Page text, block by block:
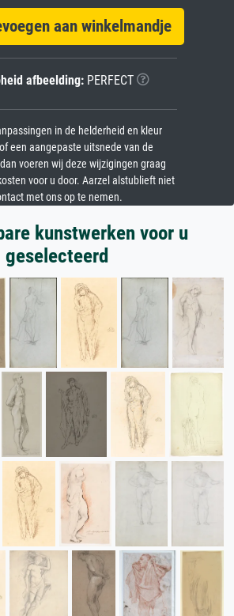
aan winkelmandje
afbeelding:PERFECT
in de helderheid en kleur
een aangepaste uitsnede van de
voeren wij deze wijzigingen graag
voor u door. Aarzel alstublieft niet
met ons op te nemen.
kunstwerken voor u
geselecteerd